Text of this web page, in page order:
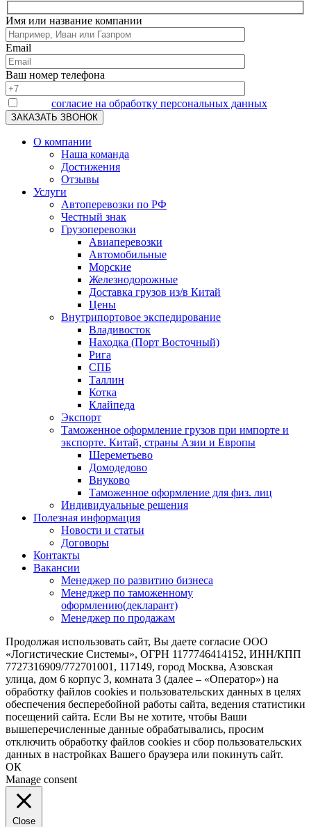
Имя или название компании
Email
Ваш номер телефона
согласие на обработку персональных данных
О компании
Наша команда
Достижения
Отзывы
Услуги
Автоперевозки по РФ
Честный знак
Грузоперевозки
Авиаперевозки
Автомобильные
Морские
Железнодорожные
Доставка грузов из/в Китай
Цены
Внутрипортовое экспедирование
Владивосток
Находка (Порт Восточный)
Рига
СПБ
Таллин
Котка
Клайпеда
Экспорт
Таможенное оформление грузов при импорте и
экспорте. Китай, страны Азии и Европы
Шереметьево
Домодедово
Внуково
Таможенное оформление для физ. лиц
Индивидуальные решения
Полезная информация
Новости и статьи
Договоры
Контакты
Вакансии
Менеджер по развитию бизнеса
Менеджер по таможенному
оформлению(декларант)
Менеджер по продажам
Продолжая использовать сайт, Вы даете согласие ООО
«Логистические Системы», ОГРН 1177746414152, ИНН/КПП
7727316909/772701001, 117149, город Москва, Азовская
улица, дом 6 корпус 3, комната 3 (далее – «Оператор») на
обработку файлов cookies и пользовательских данных в целях
обеспечения бесперебойной работы сайта, ведения статистики
посещений сайта. Если Вы не хотите, чтобы Ваши
вышеперечисленные данные обрабатывались, просим
отключить обработку файлов cookies и сбор пользовательских
данных в настройках Вашего браузера или покинуть сайт.
ОК
Manage consent
Close